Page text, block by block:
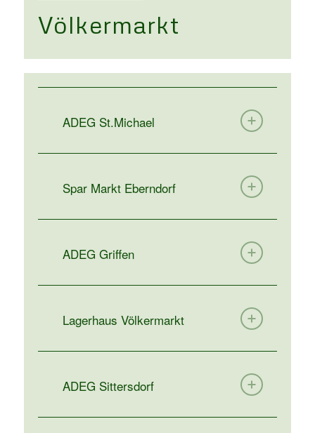
Völkermarkt
ADEG St.Michael
Spar Markt Eberndorf
ADEG Griffen
Lagerhaus Völkermarkt
ADEG Sittersdorf